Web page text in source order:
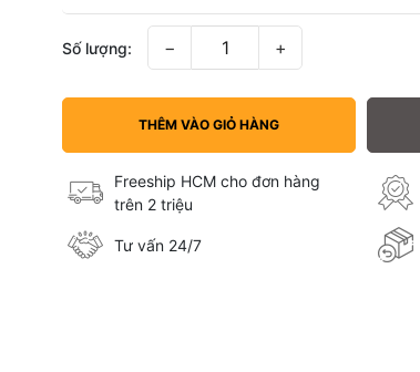
Số lượng: − +
THÊM VÀO GIỎ HÀNG
Freeship HCM cho đơn hàng
trên 2 triệu
Tư vấn 24/7